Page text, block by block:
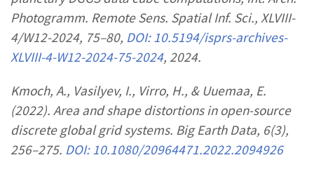
Photogramm. Remote Sens. Spatial Inf. Sci., XLVIII-
4/W12-2024, 75–80, DOI: 10.5194/isprs-archives-
XLVIII-4-W12-2024-75-2024, 2024.
Kmoch, A., Vasilyev, I., Virro, H., & Uuemaa, E.
(2022). Area and shape distortions in open-source
discrete global grid systems. Big Earth Data, 6(3),
256–275. DOI: 10.1080/20964471.2022.2094926